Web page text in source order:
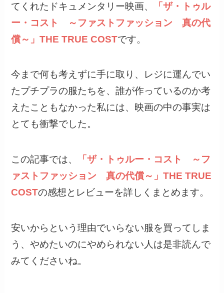
てくれたドキュメンタリー映画、
「ザ・トゥル
ー・コスト ～ファストファッション 真の代
償～」THE TRUE COSTです。
今まで何も考えずに手に取り、レジに運んでい
たプチプラの服たちを、誰が作っているのか考
えたこともなかった私には、映画の中の事実は
とても衝撃でした。
この記事では、
「ザ・トゥルー・コスト ～フ
ァストファッション 真の代償～」THE TRUE
COSTの感想とレビューを詳しくまとめます。
安いからという理由でいらない服を買ってしま
う、やめたいのにやめられない人は是非読んで
みてくださいね。